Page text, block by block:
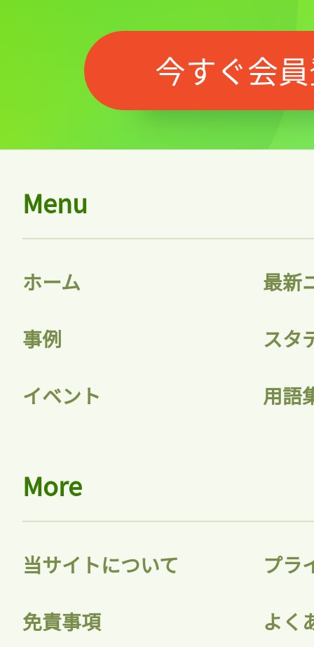
今すぐ会
Menu
ホーム 最新
事例 スタ
イベント 用語
More
当サイトについて プラ
免責事項 よく